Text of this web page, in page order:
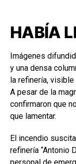
HABÍA
Imágenes
y una densa
la refinería,
A pesar de la
confirmaron que
que lamentar.
El incendio
refinería “Antonio